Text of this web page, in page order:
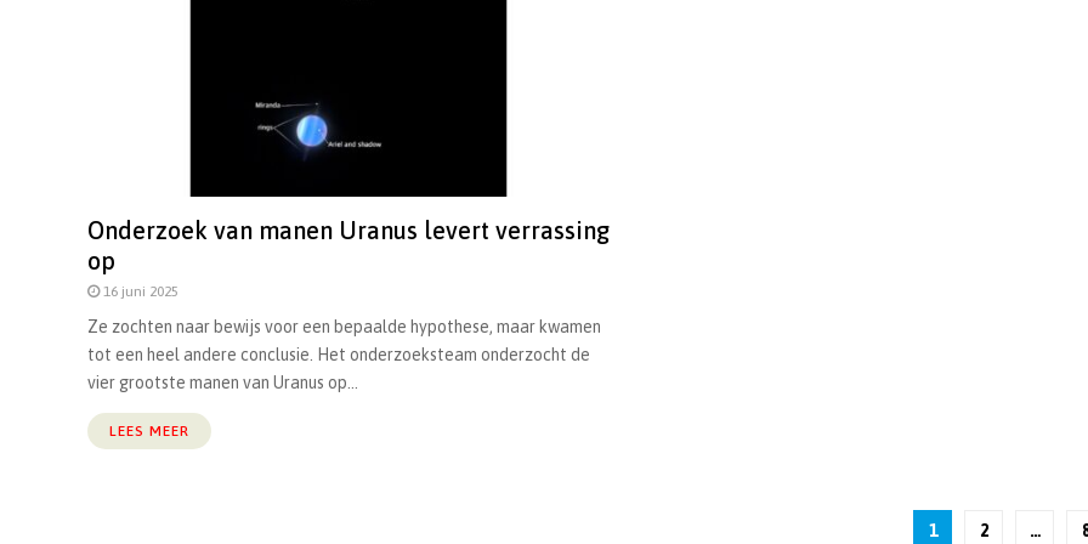
Onderzoek van manen Uranus levert verrassing
op
16 juni 2025
Ze zochten naar bewijs voor een bepaalde hypothese, maar kwamen
tot een heel andere conclusie. Het onderzoeksteam onderzocht de
vier grootste manen van Uranus op...
LEES MEER
1 2 …